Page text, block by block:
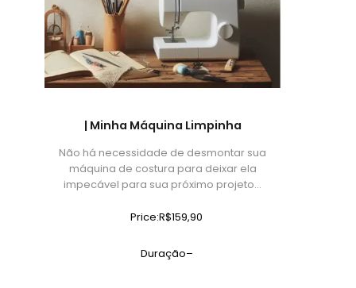
| Minha Máquina Limpinha
Não há necessidade de desmontar sua
máquina de costura para deixar ela
impecável para sua próximo projeto…
Price:R$159,90
Duração–